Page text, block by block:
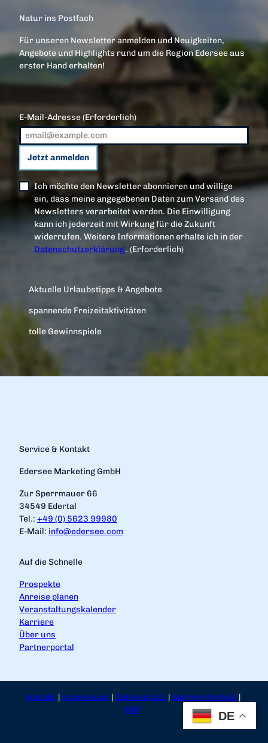
Natur ins Postfach
Für unseren Newsletter anmelden und Neuigkeiten,
Angebote und Highlights rund um die Region Edersee aus
erster Hand erhalten!
E-Mail-Adresse(Erforderlich)
Jetzt anmelden
Ich möchte den Newsletter abonnieren und willige
ein, dass meine angegebenen Daten zum Versand des
Newsletters verarbeitet werden. Die Einwilligung
kann ich jederzeit mit Wirkung für die Zukunft
widerrufen. Weitere Informationen erhalte ich in der
Datenschutzerklärung.(Erforderlich)
Aktuelle Urlaubstipps & Angebote
spannende Freizeitaktivitäten
tolle Gewinnspiele
Service & Kontakt
Edersee Marketing GmbH
Zur Sperrmauer 66
34549 Edertal
Tel.: +49 (0) 5623 99980
E-Mail: info@edersee.com
Auf die Schnelle
Prospekte
Anreise planen
Veranstaltungskalender
Karriere
Über uns
Partnerportal
Kontakt Impressum Datenschutz
Barrierefreiheit
AGB
DE